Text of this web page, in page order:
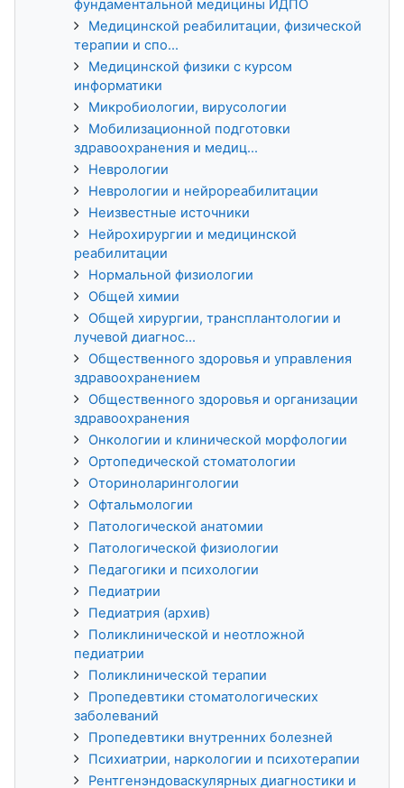
фундаментальной медицины ИДПО
Медицинской реабилитации, физической
терапии и спо...
Медицинской физики с курсом
информатики
Микробиологии, вирусологии
Мобилизационной подготовки
здравоохранения и медиц...
Неврологии
Неврологии и нейрореабилитации
Неизвестные источники
Нейрохирургии и медицинской
реабилитации
Нормальной физиологии
Общей химии
Общей хирургии, трансплантологии и
лучевой диагнос...
Общественного здоровья и управления
здравоохранением
Общественного здоровья и организации
здравоохранения
Онкологии и клинической морфологии
Ортопедической стоматологии
Оториноларингологии
Офтальмологии
Патологической анатомии
Патологической физиологии
Педагогики и психологии
Педиатрии
Педиатрия (архив)
Поликлинической и неотложной
педиатрии
Поликлинической терапии
Пропедевтики стоматологических
заболеваний
Пропедевтики внутренних болезней
Психиатрии, наркологии и психотерапии
Рентгенэндоваскулярных диагностики и